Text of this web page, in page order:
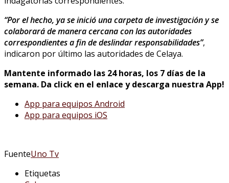
“Por el hecho, ya se inició una carpeta de investigación y se
colaborará de manera cercana con las autoridades
correspondientes a fin de deslindar responsabilidades”,
indicaron por último las autoridades de Celaya.
Mantente informado las 24 horas, los 7 días de la
semana. Da click en el enlace y descarga nuestra App!
App para equipos Android
App para equipos iOS
FuenteUno Tv
Etiquetas